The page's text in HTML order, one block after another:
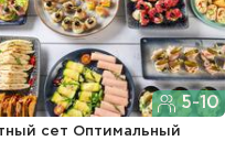
5-10
сет Оптимальный